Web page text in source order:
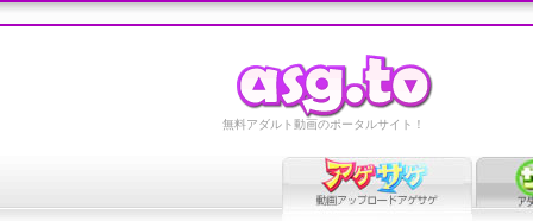
無料アダルト動画のポータルサイト！